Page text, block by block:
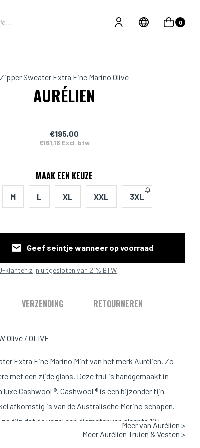
0
Zipper Sweater Extra Fine Marino Olive
AURÉLIEN
€195,00
€161,16 Excl. btw
MAAK EEN KEUZE
M L XL XXL 3XL
Geef seintje wanneer op voorraad
klanten zijn uitgesloten van 21% BTW
VERZENDING RETOURNEREN
Olive / OLIVE
Extra Fine Marino Mint van het merk Aurélien. Zo
met een zijde glans. Deze trui is handgemaakt in
luxe Cashwool ®. Cashwool ® is een bijzonder fijn
afkomstig is van de Australische Merino schapen.
fijn dat de vezel een diameter van slechts 19.5
veelzijdige trui zal een toevoeging zijn voor elke
Meer van Aurélien >
Meer Aurélien Truien & Vesten >